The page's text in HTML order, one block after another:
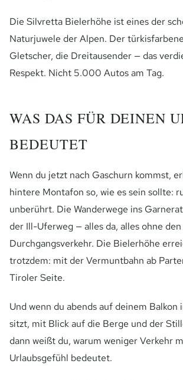
Die Silvretta Bielerhöhe ist eines der
Naturjuwele der Alpen. Der
Gletscher, die Dreitausender — das
Respekt. Nicht 5.000 Autos am Tag.
WAS DAS FÜR DEINEN
BEDEUTET
Wenn du jetzt nach Gaschurn kommst,
hintere Montafon so, wie es sein sollte:
unberührt. Die Wanderwege ins
der Ill-Uferweg — alles da, alles ohne
Durchgangsverkehr. Die Bielerhöhe
trotzdem: mit der Vermuntbahn ab
Tiroler Seite.
Und wenn du abends auf deinem Balkon
sitzt, mit Blick auf die Berge und der
dann weißt du, warum weniger Verkehr
Urlaubsgefühl bedeutet.